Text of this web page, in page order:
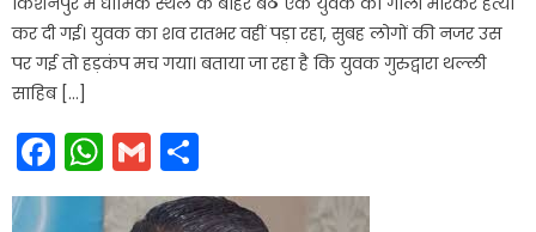
कर दी गई। युवक का शव रातभर वहीं पड़ा रहा, सुबह लोगों की नजर उस
पर गई तो हड़कंप मच गया। बताया जा रहा है कि युवक गुरुद्वारा थल्ली
साहिब […]
Facebook
WhatsApp
Gmail